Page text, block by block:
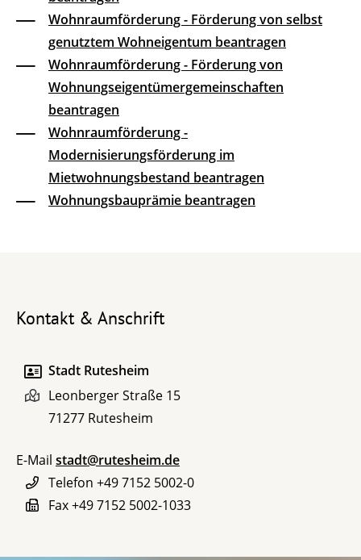
Wohnraumförderung - Förderung von selbst
genutztem Wohneigentum beantragen
Wohnraumförderung - Förderung von
Wohnungseigentümergemeinschaften
beantragen
Wohnraumförderung -
Modernisierungsförderung im
Mietwohnungsbestand beantragen
Wohnungsbauprämie beantragen
Kontakt & Anschrift
Stadt Rutesheim
Leonberger Straße 15
71277 Rutesheim
E-Mail stadt@rutesheim.de
Telefon +49 7152 5002-0
Fax+49 7152 5002-1033